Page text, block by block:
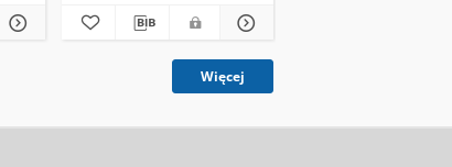
Więcej